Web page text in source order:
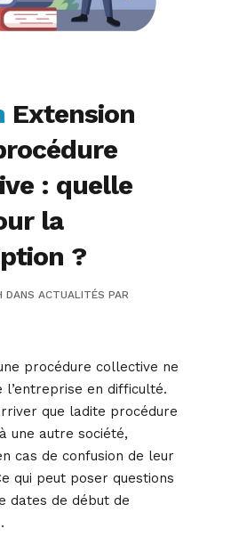
Extension
: quelle
la
?
DANS ACTUALITÉS PAR
procédure collective ne
l’entreprise en difficulté.
que ladite procédure
une autre société,
cas de confusion de leur
qui peut poser questions
dates de début de